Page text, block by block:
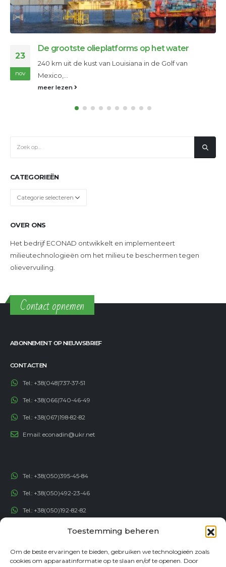
Toestemming beheren
Om de beste ervaringen te bieden, gebruiken we technologieën zoals
cookies om apparaatinformatie op te slaan en/of te openen. Door
op het water
in de Golf van
Onze toekomst
Op dit moment heeft de
CATEGORIEËN
Categorieën
OVER ONS
Het bedrijf ECONAD ontwikkelt en implementeert
milieutechnologieën om het milieu te beschermen tegen
olievervuiling.
Contact opnemen
ABONNEMENT OP NIEUWSBRIEF
CONTACTEN
Tel.: +38(048)737-37-51
Tel.: +38(066)740-46-49
Tel.: +38(067)198-82-82
Email: econadin@ukr.net
Tel.: +38(050)395-45-84
Tel.: +38(050)492-23-46
Tel.: +38(050)192-82-82
contact@econadin.com
SOCIALE NETWERKEN